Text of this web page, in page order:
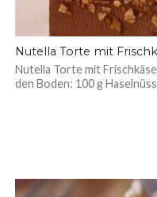
Nutella Torte mit
Nutella Torte mit
den Boden: 100 g